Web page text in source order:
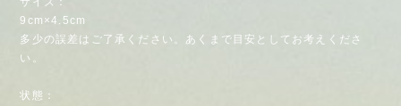
9cm×4.5cm
多少の誤差はご了承ください。あくまで目安としてお考えくださ
い。
状態：